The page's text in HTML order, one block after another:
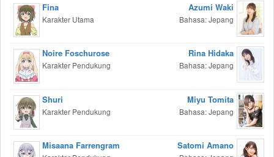
Fina
Karakter Utama
Azumi Waki
Bahasa: Jepang
Noire Foschurose
Karakter Pendukung
Rina Hidaka
Bahasa: Jepang
Shuri
Karakter Pendukung
Miyu Tomita
Bahasa: Jepang
Misaana Farrengram Satomi Amano